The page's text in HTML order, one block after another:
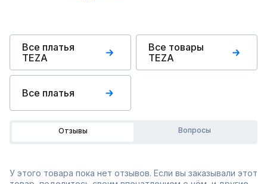
Все платья
TEZA
Все товары
TEZA
Все платья
Отзывы Вопросы
У этого товара пока нет отзывов. Если вы заказывали этот